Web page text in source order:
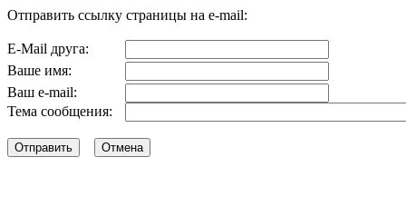
Отправить ссылку страницы на e-mail:
E-Mail друга:
Ваше имя:
Ваш e-mail:
Тема сообщения: